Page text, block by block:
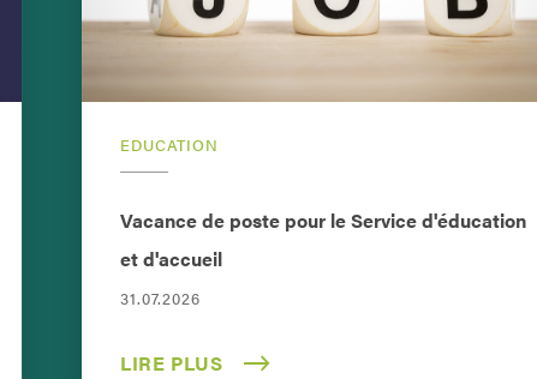
EDUCATION
Vacance de poste pour le Service d'éducation
et d'accueil
31.07.2026
LIRE PLUS